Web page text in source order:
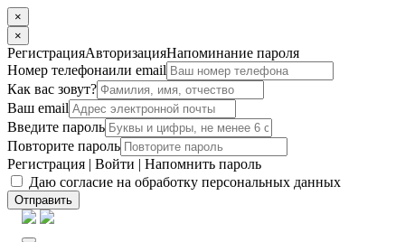
×
×
РегистрацияАвторизацияНапоминание пароля
Номер телефонаили email
Как вас зовут?
Ваш email
Введите пароль
Повторите пароль
Регистрация | Войти | Напомнить пароль
Даю согласие на обработку персональных данных
Отправить